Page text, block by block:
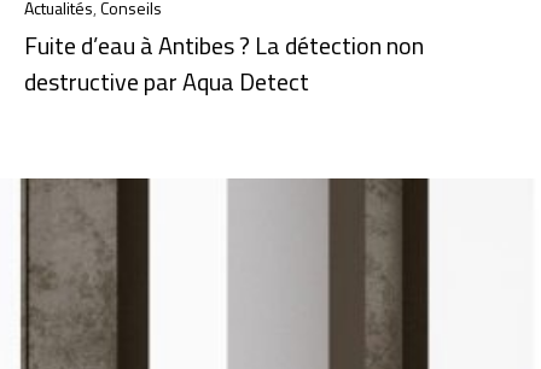
Actualités,Conseils
Fuite d’eau à Antibes ? La détection non
destructive par Aqua Detect